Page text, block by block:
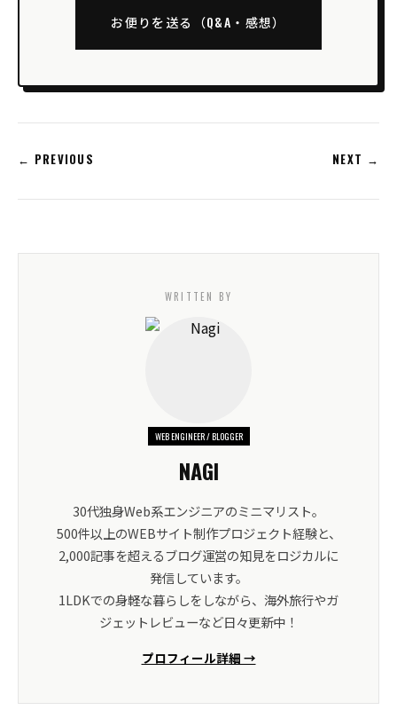
お便りを送る（Q&A・感想）
← PREVIOUS NEXT →
WRITTEN BY
WEB ENGINEER / BLOGGER
NAGI
30代独身Web系エンジニアのミニマリスト。
500件以上のWEBサイト制作プロジェクト経験と、
2,000記事を超えるブログ運営の知見をロジカルに
発信しています。
1LDKでの身軽な暮らしをしながら、海外旅行やガ
ジェットレビューなど日々更新中！
プロフィール詳細 →